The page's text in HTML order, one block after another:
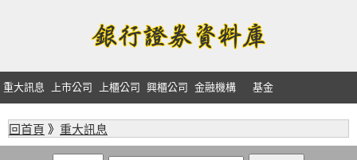
重大訊息 上市公司 上櫃公司 興櫃公司 金融機構 基金
回首頁 》 重大訊息